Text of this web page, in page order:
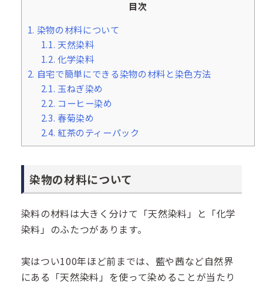
目次
1. 染物の材料について
1.1. 天然染料
1.2. 化学染料
2. 自宅で簡単にできる染物の材料と染色方法
2.1. 玉ねぎ染め
2.2. コーヒー染め
2.3. 春菊染め
2.4. 紅茶のティーパック
染物の材料について
染料の材料は大きく分けて「天然染料」と「化学
染料」のふたつがあります。
実はつい100年ほど前までは、藍や茜など自然界
にある「天然染料」を使って染めることが当たり